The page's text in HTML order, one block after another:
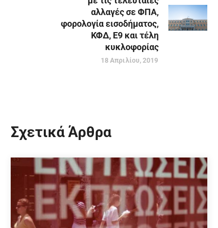
αλλαγές σε ΦΠΑ,
φορολογία εισοδήματος,
ΚΦΔ, Ε9 και τέλη
κυκλοφορίας
18 Απριλίου, 2019
Σχετικά Άρθρα